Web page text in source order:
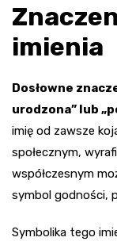
imienia
Dosłowne
urodzona” lub
imię od zawsze
społecznym,
współczesnym
symbol godności,
Symbolika tego